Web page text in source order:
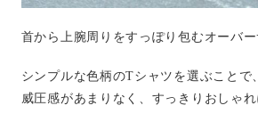
首から上腕周りをすっぽり包むオーバー
シンプルな色柄のTシャツを選ぶことで
威圧感があまりなく、すっきりおしゃれ